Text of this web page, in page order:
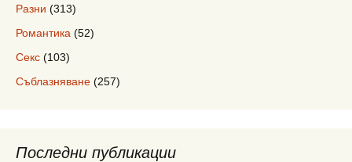
Разни (313)
Романтика (52)
Секс (103)
Съблазняване (257)
Последни публикации